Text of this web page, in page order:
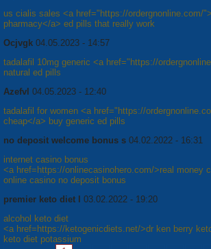
us cialis sales <a href="https://ordergnonline.com/
pharmacy</a> ed pills that really work
Ocjvgk 04.05.2023 - 14:57
tadalafil 10mg generic <a href="https://
natural ed pills
Azefvl 04.05.2023 - 12:40
tadalafil for women <a href="https://
cheap</a> buy generic ed pills
no deposit welcome bonus s 04.02.2022 - 16:31
internet casino bonus
<a href=https://onlinecasinohero.com/>real money
online casino no deposit bonus
premier keto diet l
03.02.2022 - 19:20
alcohol keto diet
<a href=https://ketogenicdiets.net/>dr ken berry
keto diet potassium